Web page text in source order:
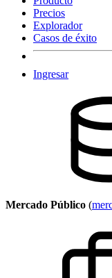
Precios
Explorador
Casos de éxito
Ingresar
Mercado Público (